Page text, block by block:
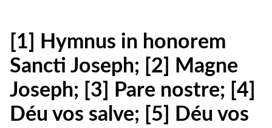
[1] Hymnus in honorem
Sancti Joseph; [2] Magne
Joseph; [3] Pare nostre; [4]
Déu vos salve; [5] Déu vos